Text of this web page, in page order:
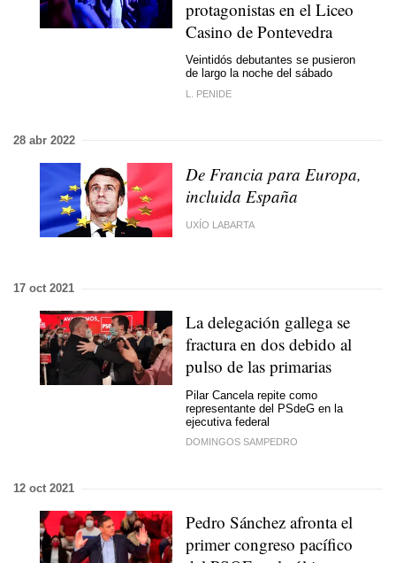
protagonistas en el Liceo
Casino de Pontevedra
Veintidós debutantes se pusieron
de largo la noche del sábado
L. PENIDE
28 abr 2022
De Francia para Europa,
incluida España
UXÍO LABARTA
17 oct 2021
La delegación gallega se
fractura en dos debido al
pulso de las primarias
Pilar Cancela repite como
representante del PSdeG en la
ejecutiva federal
DOMINGOS SAMPEDRO
12 oct 2021
Pedro Sánchez afronta el
primer congreso pacífico